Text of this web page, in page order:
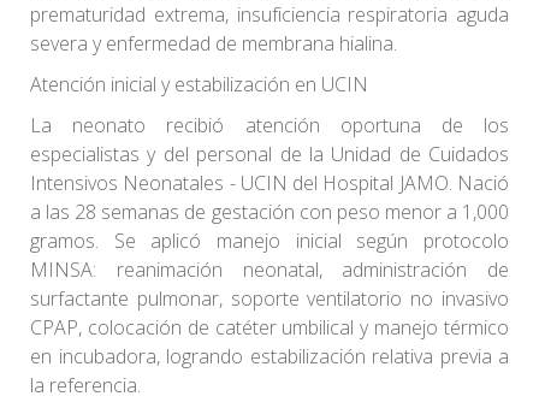
prematuridad extrema, insuficiencia respiratoria aguda
severa y enfermedad de membrana hialina.
Atención inicial y estabilización en UCIN
La neonato recibió atención oportuna de los
especialistas y del personal de la Unidad de Cuidados
Intensivos Neonatales - UCIN del Hospital JAMO. Nació
a las 28 semanas de gestación con peso menor a 1,000
gramos. Se aplicó manejo inicial según protocolo
MINSA: reanimación neonatal, administración de
surfactante pulmonar, soporte ventilatorio no invasivo
CPAP, colocación de catéter umbilical y manejo térmico
en incubadora, logrando estabilización relativa previa a
la referencia.